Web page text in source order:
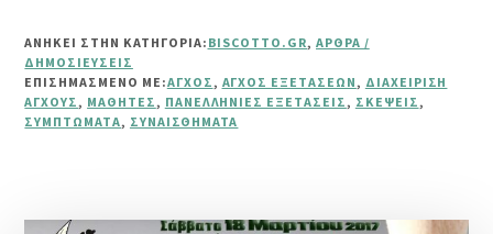
ΒΟΗΘΉΣΕΤΕ
ΤΟΥΣ
ΜΑΘΗΤΈΣ
ΝΑ
ΤΩΝ
ΑΝΗΚΕΙ ΣΤΗΝ ΚΑΤΗΓΟΡΙΑ: BISCOTTO.GR, ΆΡΘΡΑ /
ΔΗΜΟΣΙΕΎΣΕΙΣ
ΕΠΙΣΗΜΑΣΜΈΝΟ ΜΕ:ΆΓΧΟΣ, ΆΓΧΟΣ ΕΞΕΤΆΣΕΩΝ, ΔΙΑΧΕΊΡΙΣΗ
ΆΓΧΟΥΣ, ΜΑΘΗΤΈΣ, ΠΑΝΕΛΛΉΝΙΕΣ ΕΞΕΤΆΣΕΙΣ, ΣΚΈΨΕΙΣ,
ΣΥΜΠΤΏΜΑΤΑ, ΣΥΝΑΙΣΘΉΜΑΤΑ